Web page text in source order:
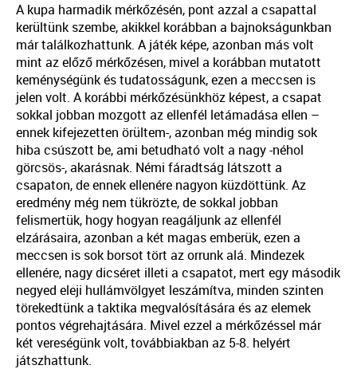
A kupa harmadik mérkőzésén, pont azzal a csapattal
kerültünk szembe, akikkel korábban a bajnokságunkban
már találkozhattunk. A játék képe, azonban más volt
mint az előző mérkőzésen, mivel a korábban mutatott
keménységünk és tudatosságunk, ezen a meccsen is
jelen volt. A korábbi mérkőzésünkhöz képest, a csapat
sokkal jobban mozgott az ellenfél letámadása ellen –
ennek kifejezetten örültem-, azonban még mindig sok
hiba csúszott be, ami betudható volt a nagy -néhol
görcsös-, akarásnak. Némi fáradtság látszott a
csapaton, de ennek ellenére nagyon küzdöttünk. Az
eredmény még nem tükrözte, de sokkal jobban
felismertük, hogy hogyan reagáljunk az ellenfél
elzárásaira, azonban a két magas emberük, ezen a
meccsen is sok borsot tört az orrunk alá. Mindezek
ellenére, nagy dicséret illeti a csapatot, mert egy második
negyed eleji hullámvölgyet leszámítva, minden szinten
törekedtünk a taktika megvalósítására és az elemek
pontos végrehajtására. Mivel ezzel a mérkőzéssel már
két vereségünk volt, továbbiakban az 5-8. helyért
játszhattunk.